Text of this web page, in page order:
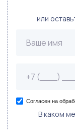
или
Согласен на
В каком